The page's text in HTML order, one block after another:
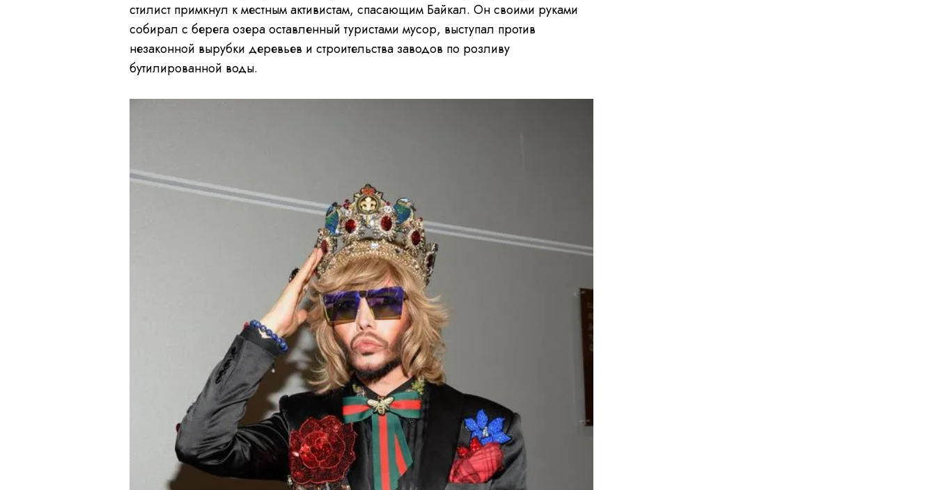
стилист примкнул к местным активистам, спасающим Байкал. Он своими руками
собирал с берега озера оставленный туристами мусор, выступал против
незаконной вырубки деревьев и строительства заводов по розливу
бутилированной воды.